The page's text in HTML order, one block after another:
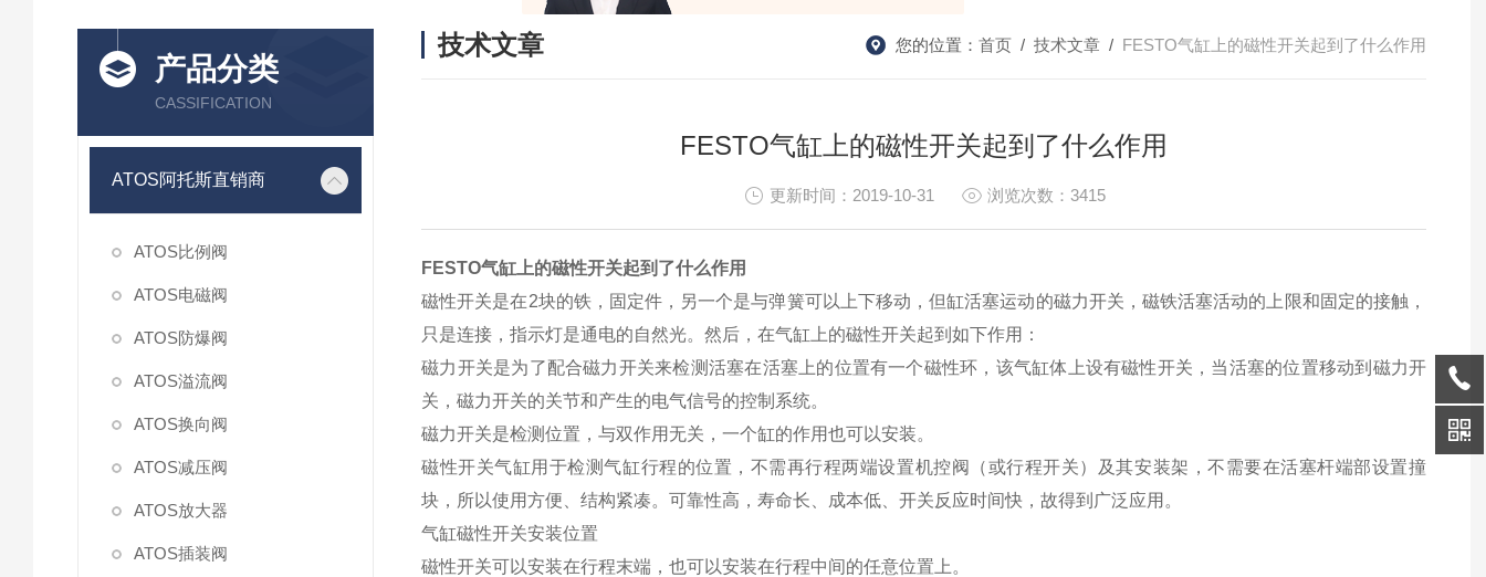
产品分类
CASSIFICATION
ATOS阿托斯直销商
ATOS比例阀
ATOS电磁阀
ATOS防爆阀
ATOS溢流阀
ATOS换向阀
ATOS减压阀
ATOS放大器
ATOS插装阀
技术文章 您的位置： 首页 / 技术文章 / FESTO气缸上的磁性开关起到了什么作用
FESTO气缸上的磁性开关起到了什么作用
更新时间：2019-10-31 浏览次数：3415
FESTO气缸上的磁性开关起到了什么作用
磁性开关是在2块的铁，固定件，另一个是与弹簧可以上下移动，但缸活塞运动的磁力开关，磁铁活塞活动的上限和固定的接触，
只是连接，指示灯是通电的自然光。然后，在气缸上的磁性开关起到如下作用：
磁力开关是为了配合磁力开关来检测活塞在活塞上的位置有一个磁性环，该气缸体上设有磁性开关，当活塞的位置移动到磁力开
关，磁力开关的关节和产生的电气信号的控制系统。
磁力开关是检测位置，与双作用无关，一个缸的作用也可以安装。
磁性开关气缸用于检测气缸行程的位置，不需再行程两端设置机控阀（或行程开关）及其安装架，不需要在活塞杆端部设置撞
块，所以使用方便、结构紧凑。可靠性高，寿命长、成本低、开关反应时间快，故得到广泛应用。
气缸磁性开关安装位置
磁性开关可以安装在行程末端，也可以安装在行程中间的任意位置上。